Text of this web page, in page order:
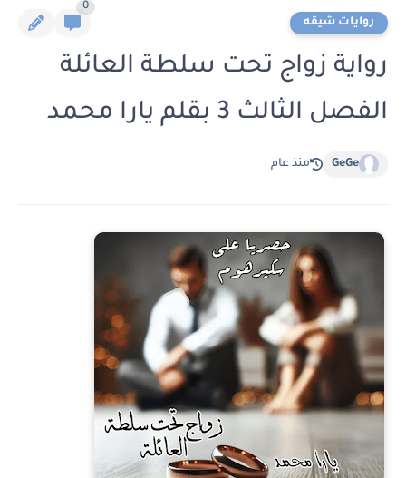
روايات شيقه
0
رواية زواج تحت سلطة العائلة
الفصل الثالث 3 بقلم يارا محمد
GeGe منذ عام